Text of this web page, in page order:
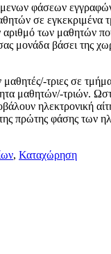
φάσεων
σε εγκεκριμένα
των μαθητών
μονάδα βάσει της
τριες σε
μαθητών/-τριών.
ηλεκτρονική
πρώτης φάσης των
, Καταχώρηση